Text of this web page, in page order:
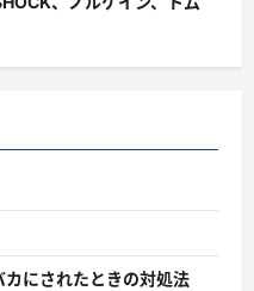
カにされたときの対処法